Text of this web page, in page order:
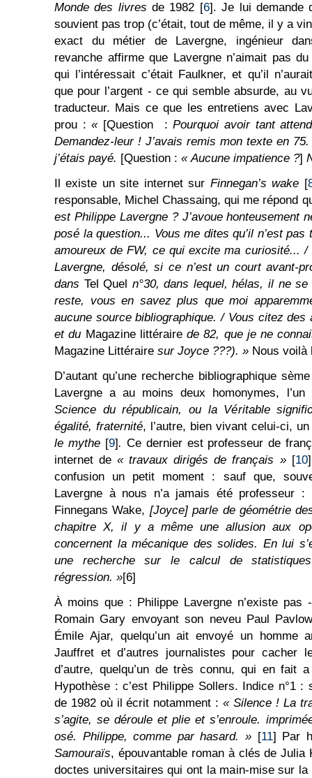
Monde des livres de 1982 [6]. Je lui demande
souvient pas trop (c’était, tout de même, il y a
exact du métier de Lavergne, ingénieur
revanche affirme que Lavergne n’aimait pas
qui l’intéressait c’était Faulkner, et qu’il
que pour l’argent - ce qui semble absurde, au
traducteur. Mais ce que les entretiens avec
prou :« [Question :Pourquoi avoir tant
Demandez-leur ! J’avais remis mon texte en
j’étais payé. [Question : « Aucune impatience ?]
Il existe un site internet sur Finnegan’s wake [
responsable, Michel Chassaing, qui me répond
est Philippe Lavergne ? J’avoue honteusement
posé la question... Vous me dites qu’il n’est
amoureux de FW, ce qui excite ma curiosité... /
Lavergne, désolé, si ce n’est un court avant-
dans Tel Quel n°30, dans lequel, hélas, il ne
reste, vous en savez plus que moi
aucune source bibliographique. / Vous citez
et du Magazine littérairede 82, que je ne
Magazine Littéraire sur Joyce ???). » Nous voilà
D’autant qu’une recherche bibliographique
Lavergne a au moins deux homonymes,
Science du républicain, ou la Véritable
égalité, fraternité, l’autre, bien vivant celui-ci,
le mythe[9]. Ce dernier est professeur de
internet de« travaux dirigés de français »[10
confusion un petit moment : sauf que,
Lavergne à nous n’a jamais été professeur
Finnegans Wake, [Joyce] parle de géométrie
chapitre X, il y a même une allusion aux
concernent la mécanique des solides. En lui
une recherche sur le calcul de
régression. »[6]
À moins que : Philippe Lavergne n’existe pas
Romain Gary envoyant son neveu Paul
Émile Ajar, quelqu’un ait envoyé un homme
Jauffret et d’autres journalistes pour cacher
d’autre, quelqu’un de très connu, qui en fait
Hypothèse : c’est Philippe Sollers. Indice n°1
de 1982 où il écrit notamment :« Silence ! La
s’agite, se déroule et plie et s’enroule.
osé. Philippe, comme par hasard. » [11] Par
Samouraïs, épouvantable roman à clés de
doctes universitaires qui ont la main-mise sur